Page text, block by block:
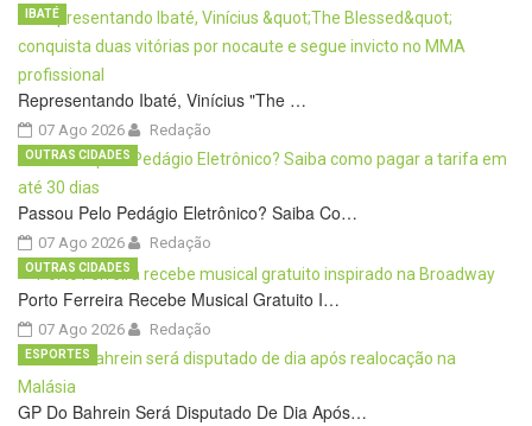
Representando Ibaté, Vinícius "The …
07 Ago 2026
IBATÉ
Redação
Passou Pelo Pedágio Eletrônico? Saiba Co…
07 Ago 2026
OUTRAS CIDADES
Redação
Porto Ferreira Recebe Musical Gratuito I…
07 Ago 2026
OUTRAS CIDADES
Redação
GP Do Bahrein Será Disputado De Dia Após…
ESPORTES